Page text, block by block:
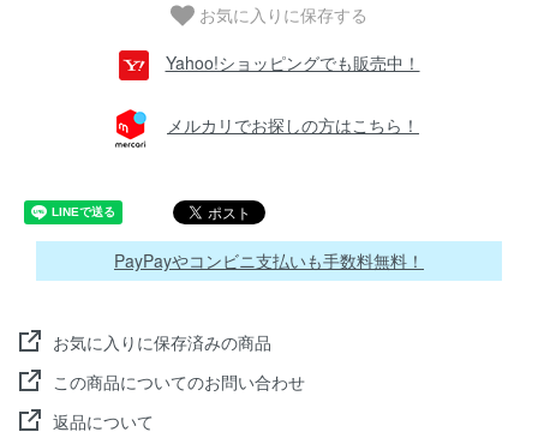
お気に入りに保存する
Yahoo!ショッピングでも販売中！
メルカリでお探しの方はこちら！
PayPayやコンビニ支払いも手数料無料！
お気に入りに保存済みの商品
この商品についてのお問い合わせ
返品について